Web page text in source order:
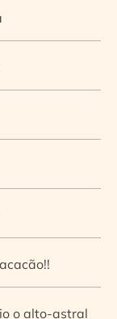
o alto-astral